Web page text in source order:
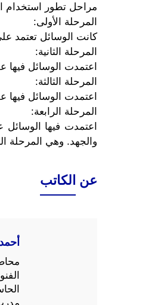
مراحل تطور استخدام
المرحلة الأولى:
كانت الوسائل تعتمد
المرحلة الثانية:
اعتمدت الوسائل فيها
المرحلة الثالثة:
اعتمدت الوسائل فيها
المرحلة الرابعة:
اعتمدت فيها
والجهد. وهي المرحلة
عن الكاتب